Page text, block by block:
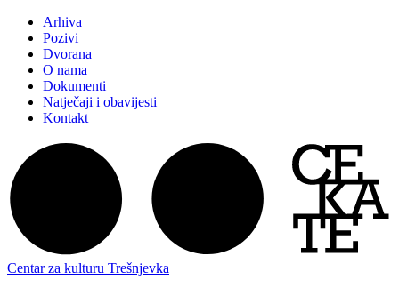
Arhiva
Pozivi
Dvorana
O nama
Dokumenti
Natječaji i obavijesti
Kontakt
Centar za kulturu Trešnjevka